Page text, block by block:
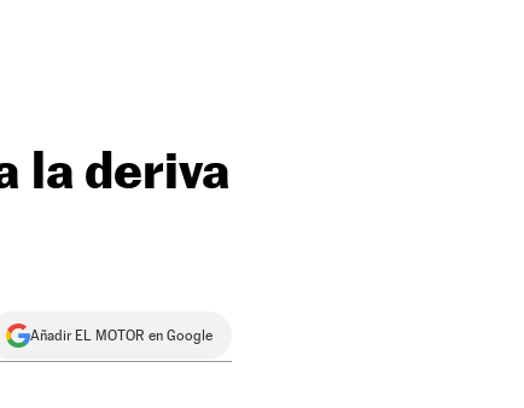
la deriva
Añadir EL MOTOR en Google